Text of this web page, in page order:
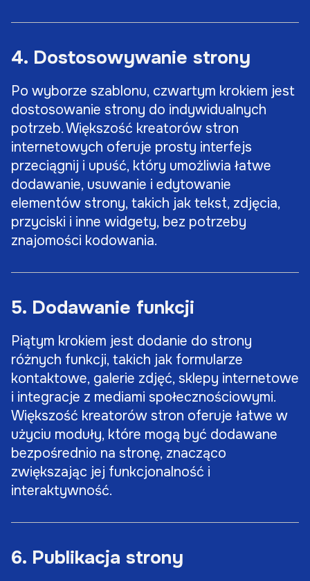
4. Dostosowywanie strony
Po wyborze szablonu, czwartym krokiem jest
dostosowanie strony do indywidualnych
potrzeb. Większość kreatorów stron
internetowych oferuje prosty interfejs
przeciągnij i upuść, który umożliwia łatwe
dodawanie, usuwanie i edytowanie
elementów strony, takich jak tekst, zdjęcia,
przyciski i inne widgety, bez potrzeby
znajomości kodowania.
5. Dodawanie funkcji
Piątym krokiem jest dodanie do strony
różnych funkcji, takich jak formularze
kontaktowe, galerie zdjęć, sklepy internetowe
i integracje z mediami społecznościowymi.
Większość kreatorów stron oferuje łatwe w
użyciu moduły, które mogą być dodawane
bezpośrednio na stronę, znacząco
zwiększając jej funkcjonalność i
interaktywność.
6. Publikacja strony